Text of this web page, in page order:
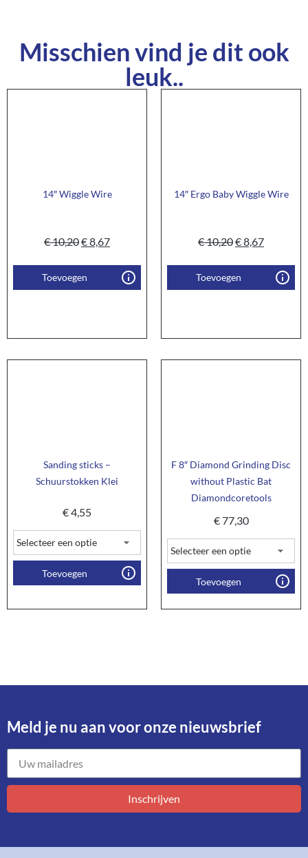
Misschien vind je dit ook
leuk..
14″ Wiggle Wire
€10,20€8,67
Toevoegen
14″ Ergo Baby Wiggle Wire
€10,20€8,67
Toevoegen
Sanding sticks –
Schuurstokken Klei
€4,55
Toevoegen
F 8″ Diamond Grinding Disc
without Plastic Bat
Diamondcoretools
€77,30
Toevoegen
Meld je nu aan voor onze nieuwsbrief​
Inschrijven